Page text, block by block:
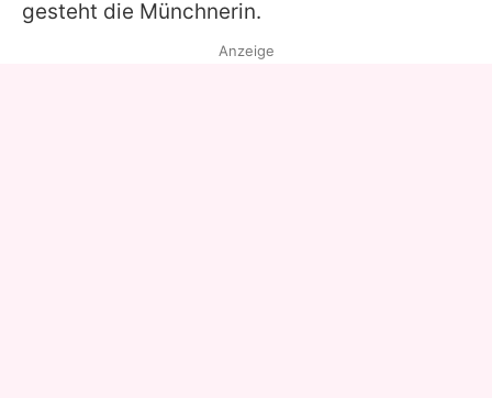
gesteht die Münchnerin.
Anzeige